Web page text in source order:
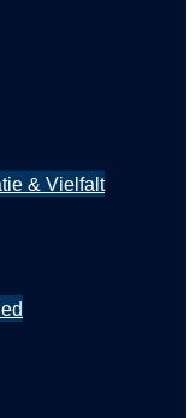
& Vielfalt